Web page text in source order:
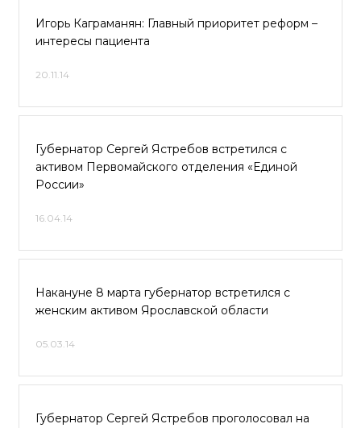
Игорь Каграманян: Главный приоритет реформ –
интересы пациента
20.11.14
Губернатор Сергей Ястребов встретился с
активом Первомайского отделения «Единой
России»
16.04.14
Накануне 8 марта губернатор встретился с
женским активом Ярославской области
05.03.14
Губернатор Сергей Ястребов проголосовал на